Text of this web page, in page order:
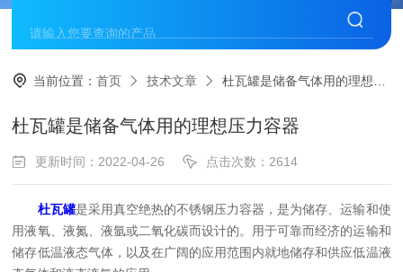
当前位置：首页 技术文章 杜瓦罐是储备气体用的理想压力容器
杜瓦罐是储备气体用的理想压力容器
更新时间：2022-04-26 点击次数：2614
杜瓦罐是采用真空绝热的不锈钢压力容器，是为储存、运输和使
用液氧、液氮、液氩或二氧化碳而设计的。用于可靠而经济的运输和
储存低温液态气体，以及在广阔的应用范围内就地储存和供应低温液